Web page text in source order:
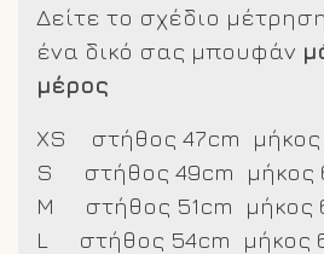
Δείτε το σχέδιο
ένα δικό σας μπουφάν
μέρος
XS στήθος 47cm μήκος
S στήθος 49cm μήκος
M στήθος 51cm μήκος
L στήθος 54cm μήκος